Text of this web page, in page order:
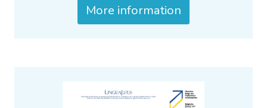
More information